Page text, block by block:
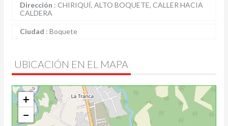
Dirección : CHIRIQUÍ, ALTO BOQUETE, CALLER HACIA
CALDERA
Ciudad : Boquete
UBICACIÓN EN EL MAPA
+
−